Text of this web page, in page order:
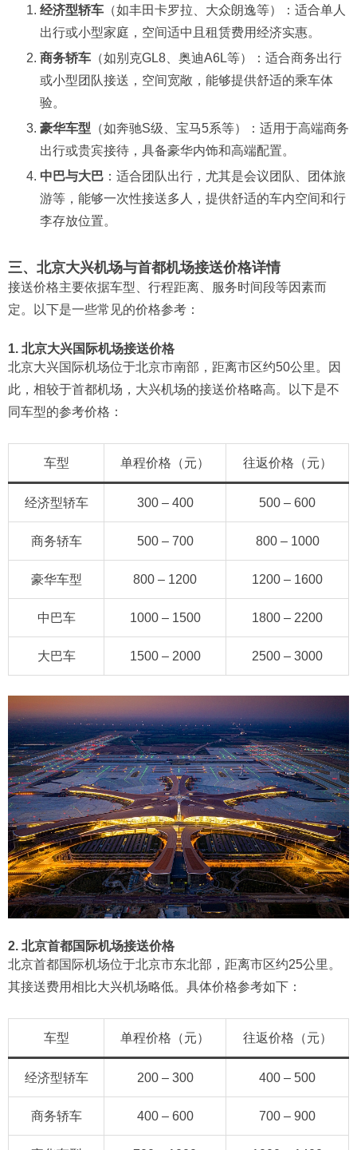
经济型轿车 （如丰田卡罗拉、大众朗逸等）：适合单人
出行或小型家庭，空间适中且租赁费用经济实惠。
商务轿车 （如别克GL8、奥迪A6L等）：适合商务出行
或小型团队接送，空间宽敞，能够提供舒适的乘车体
验。
豪华车型 （如奔驰S级、宝马5系等）：适用于高端商务
出行或贵宾接待，具备豪华内饰和高端配置。
中巴与大巴 ：适合团队出行，尤其是会议团队、团体旅
游等，能够一次性接送多人，提供舒适的车内空间和行
李存放位置。
三、北京大兴机场与首都机场接送价格详情
接送价格主要依据车型、行程距离、服务时间段等因素而
定。以下是一些常见的价格参考：
1. 北京大兴国际机场接送价格
北京大兴国际机场位于北京市南部，距离市区约50公里。因
此，相较于首都机场，大兴机场的接送价格略高。以下是不
同车型的参考价格：
车型 单程价格（元） 往返价格（元）
经济型轿车 300 – 400 500 – 600
商务轿车 500 – 700 800 – 1000
豪华车型 800 – 1200 1200 – 1600
中巴车 1000 – 1500 1800 – 2200
大巴车 1500 – 2000 2500 – 3000
2. 北京首都国际机场接送价格
北京首都国际机场位于北京市东北部，距离市区约25公里。
其接送费用相比大兴机场略低。具体价格参考如下：
车型 单程价格（元） 往返价格（元）
经济型轿车 200 – 300 400 – 500
商务轿车 400 – 600 700 – 900